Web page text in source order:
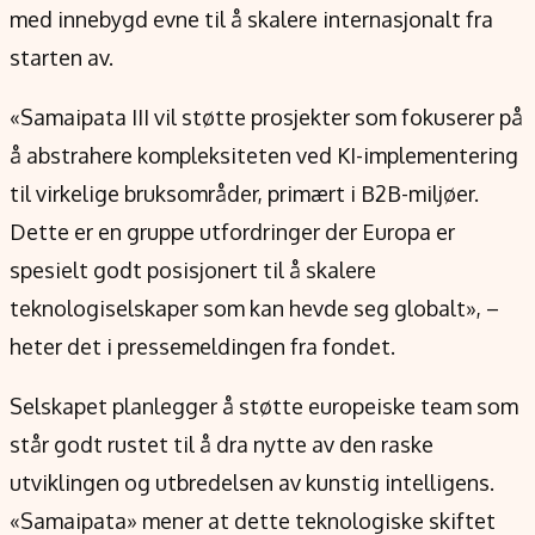
med innebygd evne til å skalere internasjonalt fra
starten av.
«Samaipata III vil støtte prosjekter som fokuserer på
å abstrahere kompleksiteten ved KI-implementering
til virkelige bruksområder, primært i B2B-miljøer.
Dette er en gruppe utfordringer der Europa er
spesielt godt posisjonert til å skalere
teknologiselskaper som kan hevde seg globalt», –
heter det i pressemeldingen fra fondet.
Selskapet planlegger å støtte europeiske team som
står godt rustet til å dra nytte av den raske
utviklingen og utbredelsen av kunstig intelligens.
«Samaipata» mener at dette teknologiske skiftet